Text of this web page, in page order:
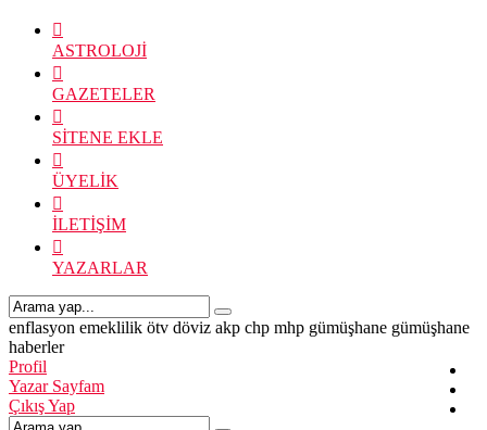
ASTROLOJİ
GAZETELER
SİTENE EKLE
ÜYELİK
İLETİŞİM
YAZARLAR
enflasyon emeklilik ötv döviz akp chp mhp gümüşhane gümüşhane
haberler
Profil
Yazar Sayfam
Çıkış Yap